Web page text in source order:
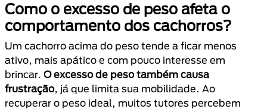
Como o excesso de peso afeta o
comportamento dos cachorros?
Um cachorro acima do peso tende a ficar menos
ativo, mais apático e com pouco interesse em
brincar. O excesso de peso também causa
frustração, já que limita sua mobilidade. Ao
recuperar o peso ideal, muitos tutores percebem